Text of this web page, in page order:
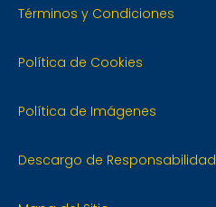
Términos y Condiciones
Política de Cookies
Política de Imágenes
Descargo de Responsabilidad